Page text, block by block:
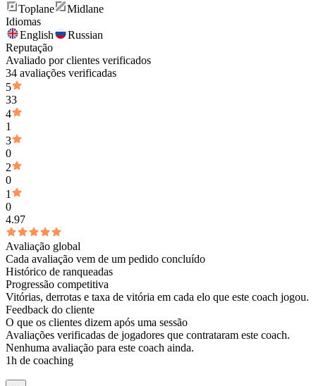
Toplane
Midlane
Idiomas
English
Russian
Reputação
Avaliado por clientes verificados
34 avaliações verificadas
5
33
4
1
3
0
2
0
1
0
4.97
Avaliação global
Cada avaliação vem de um pedido concluído
Histórico de ranqueadas
Progressão competitiva
Vitórias, derrotas e taxa de vitória em cada elo que este coach jogou.
Feedback do cliente
O que os clientes dizem após uma sessão
Avaliações verificadas de jogadores que contrataram este coach.
Nenhuma avaliação para este coach ainda.
1h de coaching